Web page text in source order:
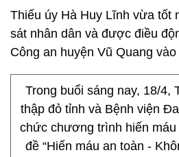
Thiếu úy Hà Huy Lĩnh vừa tốt
sát nhân dân và được điều
Công an huyện Vũ Quang
Trong buổi sáng nay, 18/4,
thập đỏ tỉnh và Bệnh viện
chức chương trình hiến
đề “Hiến máu an toàn -